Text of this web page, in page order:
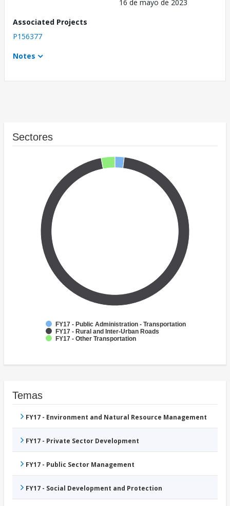
16 de mayo de 2023
Associated Projects
P156377
Notes
Sectores
FY17 - Public Administration - Transportation
FY17 - Rural and Inter-Urban Roads
FY17 - Other Transportation
Temas
FY17 - Environment and Natural Resource Management
FY17 - Private Sector Development
FY17 - Public Sector Management
FY17 - Social Development and Protection